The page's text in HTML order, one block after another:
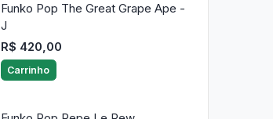
Funko Pop The Great Grape Ape -
J
R$ 420,00
Carrinho